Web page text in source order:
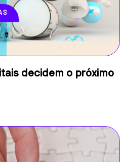
decidem o próximo